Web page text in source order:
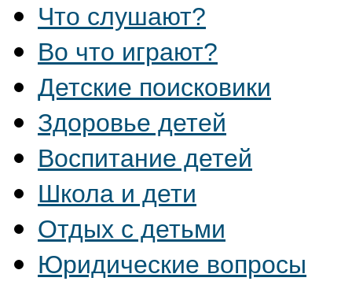
Что слушают?
Во что играют?
Детские поисковики
Здоровье детей
Воспитание детей
Школа и дети
Отдых с детьми
Юридические вопросы